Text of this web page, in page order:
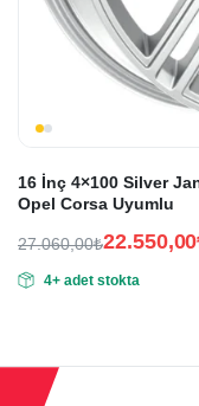
16 İnç 4×100 Silver
Opel Corsa Uyumlu
27.060,00₺
fiyat:
22.550,00
andaki
4+ adet stokta